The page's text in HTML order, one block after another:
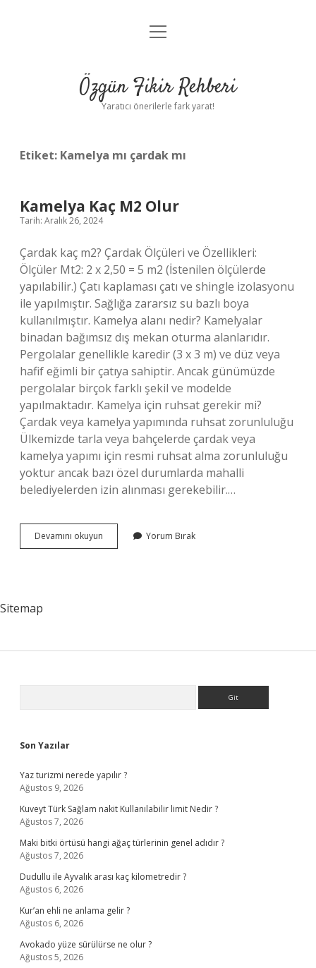
Gizlilik Politikası
Yasal Uyarı
menüyü
Özgün Fikir Rehberi
Yaratıcı önerilerle fark yarat!
Etiket: Kamelya mı çardak mı
Kamelya Kaç M2 Olur
Tarih: Aralık 26, 2024
Çardak kaç m2? Çardak Ölçüleri ve Özellikleri:
Ölçüler Mt2: 2 x 2,50 = 5 m2 (İstenilen ölçülerde
yapılabilir.) Çatı kaplaması çatı ve shingle izolasyonu
ile yapılmıştır. Sağlığa zararsız su bazlı boya
kullanılmıştır. Kamelya alanı nedir? Kamelyalar
binadan bağımsız dış mekan oturma alanlarıdır.
Pergolalar genellikle karedir (3 x 3 m) ve düz veya
hafif eğimli bir çatıya sahiptir. Ancak günümüzde
pergolalar birçok farklı şekil ve modelde
yapılmaktadır. Kamelya için ruhsat gerekir mi?
Çardak veya kamelya yapımında ruhsat zorunluluğu
Ülkemizde tarla veya bahçelerde çardak veya
kamelya yapımı için resmi ruhsat alma zorunluluğu
yoktur ancak bazı özel durumlarda mahalli
belediyelerden izin alınması gerekebilir.…
Devamını okuyun Kamelya
Kaç
Yorum Bırak
Sitemap
Son Yazılar
Yaz turizmi nerede yapılır ?
Ağustos 9, 2026
Kuveyt Türk Sağlam nakit Kullanılabilir limit Nedir ?
Ağustos 7, 2026
Maki bitki örtüsü hangi ağaç türlerinin genel adıdır ?
Ağustos 7, 2026
Dudullu ile Ayvalık arası kaç kilometredir ?
Ağustos 6, 2026
Kur’an ehli ne anlama gelir ?
Ağustos 6, 2026
Avokado yüze sürülürse ne olur ?
Ağustos 5, 2026